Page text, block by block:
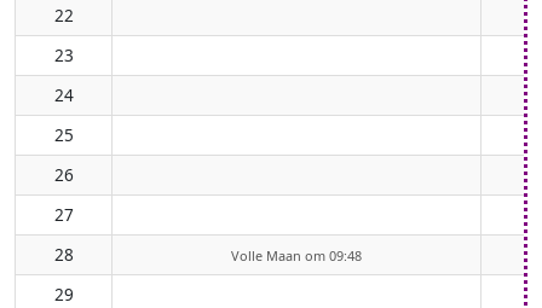
22
23
24
25
26
27
28
Volle Maan om 09:48
29